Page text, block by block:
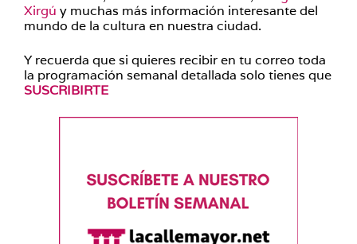
Xirgú y muchas más información interesante del
mundo de la cultura en nuestra ciudad.
Y recuerda que si quieres recibir en tu correo toda
la programación semanal detallada solo tienes que
SUSCRIBIRTE